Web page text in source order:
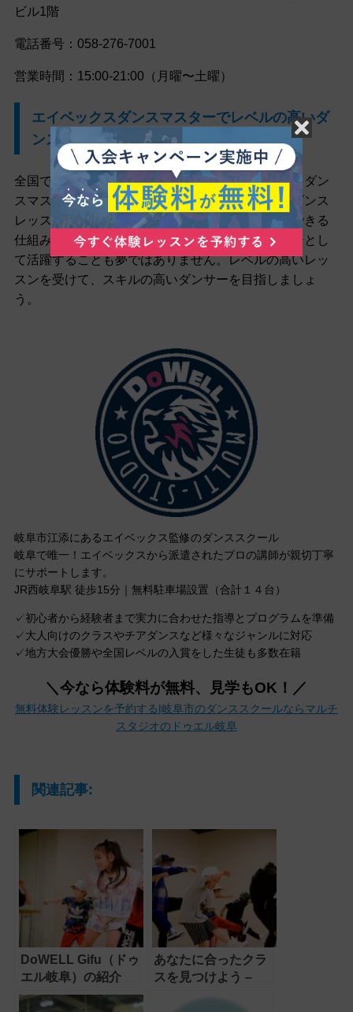
ビル1階
電話番号：058-276-7001
営業時間：15:00-21:00（月曜〜土曜）
エイベックスダンスマスターでレベルの高いダ
ンスレッスンを受けよう
全国でカリキュラムが統一されているエイベックスダン
スマスターなら、全国どこでも同じクオリティのダンス
レッスンを受けることができます。レベルアップできる
仕組みがしっかり作られているので、将来ダンサーとし
て活躍することも夢ではありません。レベルの高いレッ
スンを受けて、スキルの高いダンサーを目指しましょ
う。
岐阜市江添にあるエイベックス監修のダンススクール
岐阜で唯一！エイベックスから派遣されたプロの講師が親切丁寧
にサポートします。
JR西岐阜駅 徒歩15分｜無料駐車場設置（合計１４台）
✓初心者から経験者まで実力に合わせた指導とプログラムを準備
✓大人向けのクラスやチアダンスなど様々なジャンルに対応
✓地方大会優勝や全国レベルの入賞をした生徒も多数在籍
＼今なら体験料が無料、見学もOK！／
無料体験レッスンを予約する|岐阜市のダンススクールならマルチ
スタジオのドゥエル岐阜
関連記事:
DoWELL Gifu（ドゥ
エル岐阜）の紹介
あなたに合ったクラ
スを見つけよう –